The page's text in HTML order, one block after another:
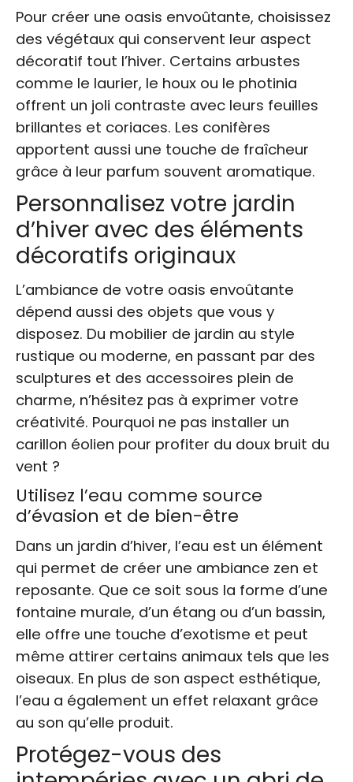
Pour créer une oasis envoûtante, choisissez
des végétaux qui conservent leur aspect
décoratif tout l’hiver. Certains arbustes
comme le laurier, le houx ou le photinia
offrent un joli contraste avec leurs feuilles
brillantes et coriaces. Les conifères
apportent aussi une touche de fraîcheur
grâce à leur parfum souvent aromatique.
Personnalisez votre jardin
d’hiver avec des éléments
décoratifs originaux
L’ambiance de votre oasis envoûtante
dépend aussi des objets que vous y
disposez. Du mobilier de jardin au style
rustique ou moderne, en passant par des
sculptures et des accessoires plein de
charme, n’hésitez pas à exprimer votre
créativité. Pourquoi ne pas installer un
carillon éolien pour profiter du doux bruit du
vent ?
Utilisez l’eau comme source
d’évasion et de bien-être
Dans un jardin d’hiver, l’eau est un élément
qui permet de créer une ambiance zen et
reposante. Que ce soit sous la forme d’une
fontaine murale, d’un étang ou d’un bassin,
elle offre une touche d’exotisme et peut
même attirer certains animaux tels que les
oiseaux. En plus de son aspect esthétique,
l’eau a également un effet relaxant grâce
au son qu’elle produit.
Protégez-vous des